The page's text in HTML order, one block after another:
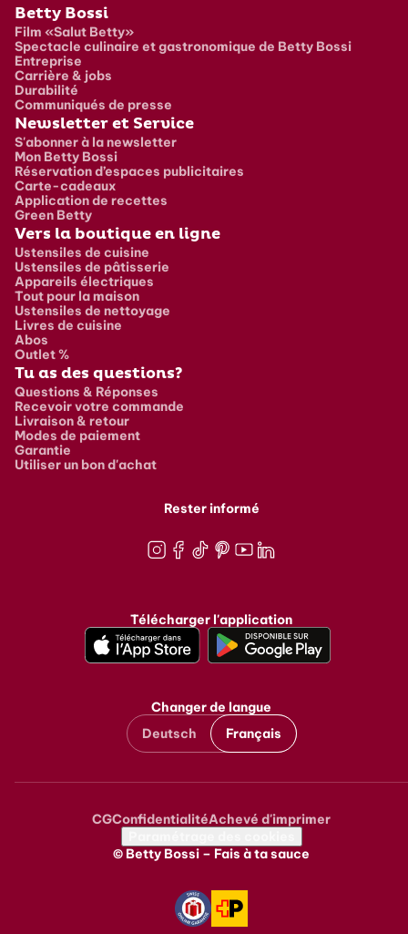
Pied de page
Betty Bossi
Film «Salut Betty»
Spectacle culinaire et gastronomique de Betty Bossi
Entreprise
Carrière & jobs
Durabilité
Communiqués de presse
Newsletter et Service
S'abonner à la newsletter
Mon Betty Bossi
Réservation d’espaces publicitaires
Carte-cadeaux
Application de recettes
Green Betty
Vers la boutique en ligne
Ustensiles de cuisine
Ustensiles de pâtisserie
Appareils électriques
Tout pour la maison
Ustensiles de nettoyage
Livres de cuisine
Abos
Outlet %
Tu as des questions?
Questions & Réponses
Recevoir votre commande
Livraison & retour
Modes de paiement
Garantie
Utiliser un bon d'achat
Rester informé
Télécharger l'application
Changer de langue
Deutsch
Français
Metanavigation
CGConfidentialitéAchevé d'imprimer
© Betty Bossi – Fais à ta sauce